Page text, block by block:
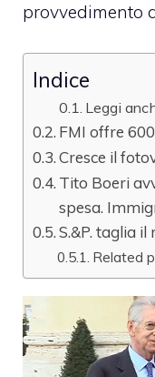
provvedimento
Indice
Leggi
FMI offre
Cresce il
Tito Boeri
spesa.
S.&P. taglia
Related